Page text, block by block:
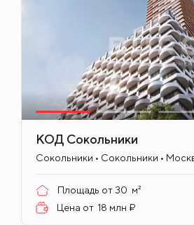
КОД Сокольники
Сокольники • Сокольники •
Площадь от30 м²
Цена от 18 млн ₽